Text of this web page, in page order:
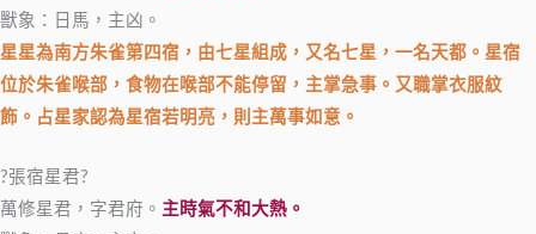
獸象：日馬，主凶。
星星為南方朱雀第四宿，由七星組成，又名七星，一名天都。星宿
位於朱雀喉部，食物在喉部不能停留，主掌急事。又職掌衣服紋
飾。占星家認為星宿若明亮，則主萬事如意。
?張宿星君?
萬修星君，字君府。 主時氣不和大熱。